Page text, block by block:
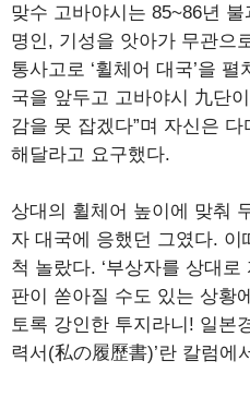
맞수 고바야시는 85~86년
명인, 기성을 앗아가 무관으
통사고로 ‘휠체어 대국’을
국을 앞두고 고바야시 九단
감을 못 잡겠다”며 자신은
해달라고 요구했다.
상대의 휠체어 높이에 맞춰
자 대국에 응했던 그였다.
척 놀랐다. ‘부상자를 상대로
판이 쏟아질 수도 있는 상황
토록 강인한 투지라니! 일본
력서(私の履歷書)’란 칼럼에